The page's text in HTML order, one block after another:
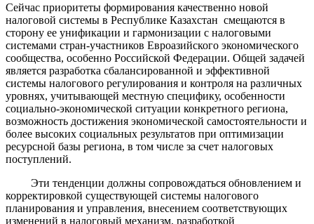
Сейчас приоритеты формирования качественно новой
налоговой системы в Республике Казахстан смещаются в
сторону ее унификации и гармонизации с налоговыми
системами стран-участников Евроазийского экономического
сообщества, особенно Российской Федерации. Общей задачей
является разработка сбалансированной и эффективной
системы налогового регулирования и контроля на различных
уровнях, учитывающей местную специфику, особенности
социально-экономической ситуации конкретного региона,
возможность достижения экономической самостоятельности и
более высоких социальных результатов при оптимизации
ресурсной базы региона, в том числе за счет налоговых
поступлений.
Эти тенденции должны сопровождаться обновлением и
корректировкой существующей системы налогового
планирования и управления, внесением соответствующих
изменений в налоговый механизм, разработкой